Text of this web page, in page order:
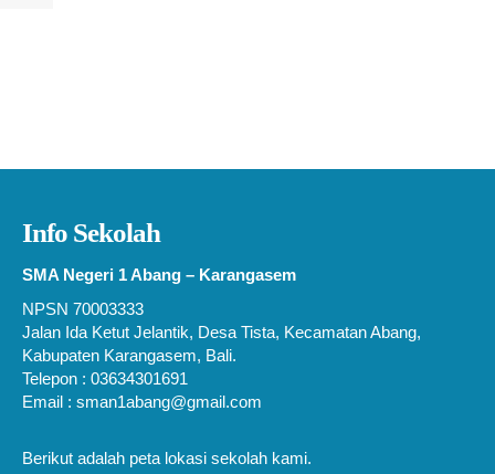
Info Sekolah
SMA Negeri 1 Abang – Karangasem
NPSN 70003333
Jalan Ida Ketut Jelantik, Desa Tista, Kecamatan Abang,
Kabupaten Karangasem, Bali.
Telepon : 03634301691
Email : sman1abang@gmail.com
Berikut adalah peta lokasi sekolah kami.